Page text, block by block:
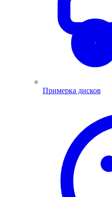
Примерка дисков